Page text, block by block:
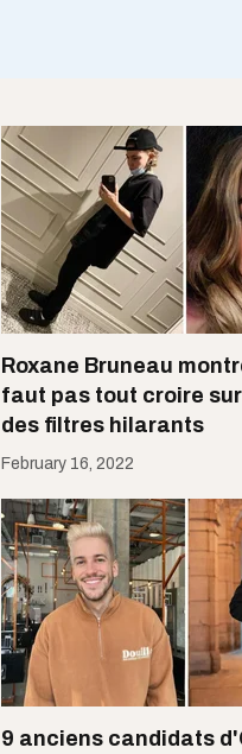
Roxane Bruneau
faut pas tout croire
des filtres hilarants
February 16, 2022
9 anciens candidats